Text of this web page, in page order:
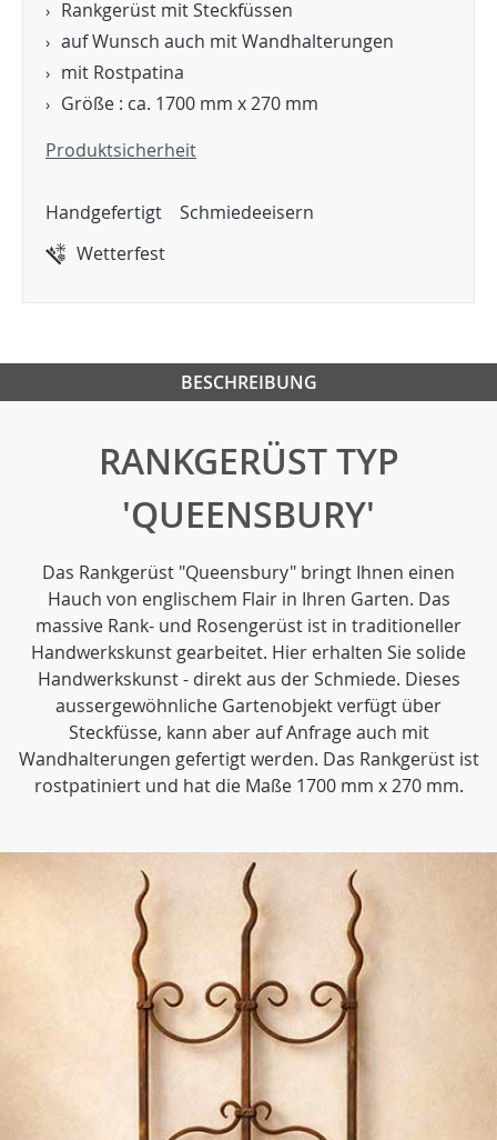
Rankgerüst mit Steckfüssen
auf Wunsch auch mit Wandhalterungen
mit Rostpatina
Größe : ca. 1700 mm x 270 mm
Produktsicherheit
Handgefertigt
Schmiedeeisern
Wetterfest
BESCHREIBUNG
RANKGERÜST TYP
'QUEENSBURY'
Das Rankgerüst "Queensbury" bringt Ihnen einen
Hauch von englischem Flair in Ihren Garten. Das
massive Rank- und Rosengerüst ist in traditioneller
Handwerkskunst gearbeitet. Hier erhalten Sie solide
Handwerkskunst - direkt aus der Schmiede. Dieses
aussergewöhnliche Gartenobjekt verfügt über
Steckfüsse, kann aber auf Anfrage auch mit
Wandhalterungen gefertigt werden. Das Rankgerüst ist
rostpatiniert und hat die Maße 1700 mm x 270 mm.